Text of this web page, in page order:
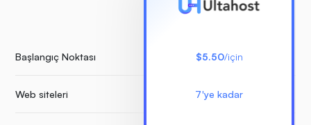
Başlangıç Noktası
Web siteleri
$5.50/için
7'ye kadar